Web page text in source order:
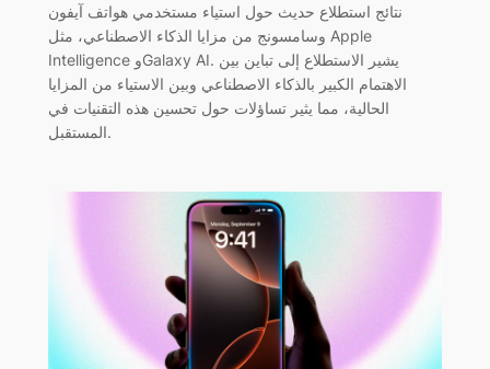
نتائج استطلاع حديث حول استياء مستخدمي هواتف آيفون
وسامسونج من مزايا الذكاء الاصطناعي، مثل Apple
Intelligence وGalaxy AI. يشير الاستطلاع إلى تباين بين
الاهتمام الكبير بالذكاء الاصطناعي وبين الاستياء من المزايا
الحالية، مما يثير تساؤلات حول تحسين هذه التقنيات في
المستقبل.